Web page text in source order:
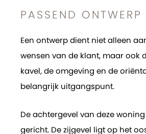
PASSEND ONTWERP
Een ontwerp dient niet alleen
wensen van de klant, maar ook
kavel, de omgeving en de
belangrijk uitgangspunt.
De achtergevel van deze
gericht. De zijgevel ligt op het